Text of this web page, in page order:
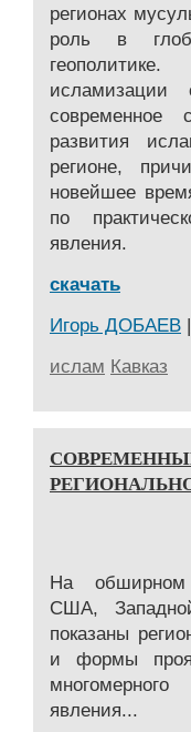
регионах
роль в
исламизации
современное
развития
регионе,
новейшее
по
явления.
скачать
Игорь ДОБАЕВ
ислам Кавказ
На обширном
США,
показаны
и формы
многомерного
явления...